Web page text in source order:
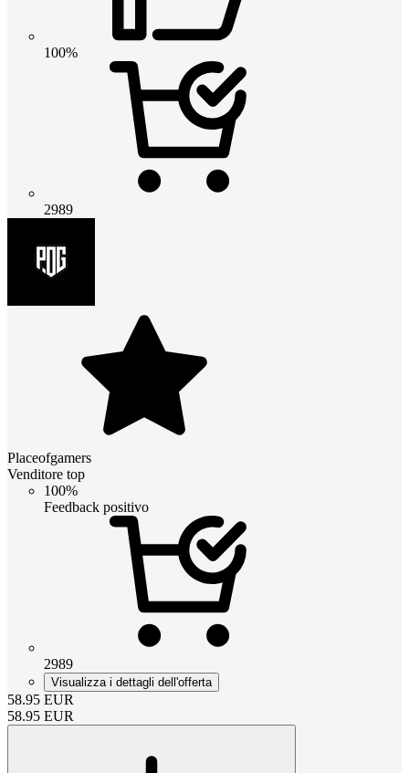
100%
2989
Placeofgamers
Venditore top
100%
Feedback positivo
2989
Visualizza i dettagli dell'offerta
58.95 EUR
58.95 EUR